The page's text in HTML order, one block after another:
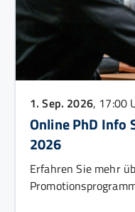
1. Sep. 2026, 17:00
Online PhD Info
2026
Erfahren Sie mehr